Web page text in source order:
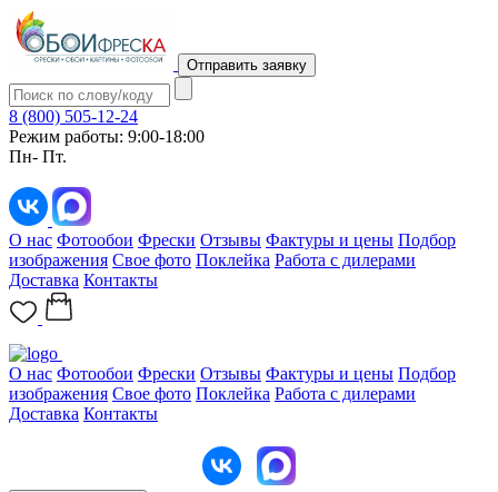
Отправить заявку
8 (800) 505-12-24
Режим работы: 9:00-18:00
Пн- Пт.
О нас Фотообои Фрески Отзывы Фактуры и цены Подбор
изображения Свое фото Поклейка Работа с дилерами
Доставка Контакты
О нас Фотообои Фрески Отзывы Фактуры и цены Подбор
изображения Свое фото Поклейка Работа с дилерами
Доставка Контакты